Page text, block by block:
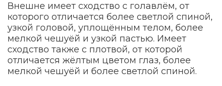
Внешне имеет сходство с голавлём, от
которого отличается более светлой спиной,
узкой головой, уплощённым телом, более
мелкой чешуёй и узкой пастью. Имеет
сходство также с плотвой, от которой
отличается жёлтым цветом глаз, более
мелкой чешуёй и более светлой спиной.